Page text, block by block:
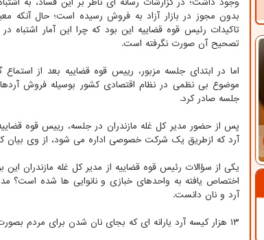
بدون مجوز در بازار آزاد به فروش رسیده است؛ حال آنکه
تاکیدات رئیس قوه قضاییه این بود که چرا این آمار اشتباه
تصحیح آن صورت نگرفته است.
اما در ابتدای جلسه مزبور، رییس قوه قضاییه بعد از
موضوع بی نظمی در نظام اقتصادی کشور بوسیله فروش
جلسه صادر کرد.
پس از حضور مدیر کل غله مازندران در جلسه، رییس قوه قضاییه
آرد که ازطریق یک شرکت خصوصی اداره می شود، از وی بیان
یکی از سؤالات رئیس قوه قضاییه از مدیر کل غله مازندران
آرد و نان دانست.
۱۳ هزار کیسه آرد یارانه ای که بجای نان شدن برای مردم بصورت آزاد در بازار فروخته شد